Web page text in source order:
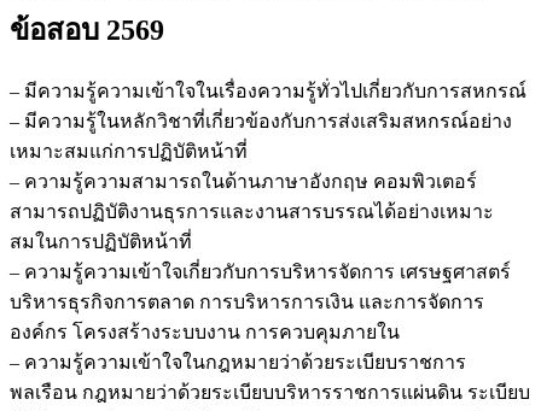
ข้อสอบ 2569
– มีความรู้ความเข้าใจในเรื่องความรู้ทั่วไปเกี่ยวกับการสหกรณ์
– มีความรู้ในหลักวิชาที่เกี่ยวข้องกับการส่งเสริมสหกรณ์อย่าง
เหมาะสมแก่การปฏิบัติหน้าที่
– ความรู้ความสามารถในด้านภาษาอังกฤษ คอมพิวเตอร์
สามารถปฏิบัติงานธุรการและงานสารบรรณได้อย่างเหมาะ
สมในการปฏิบัติหน้าที่
– ความรู้ความเข้าใจเกี่ยวกับการบริหารจัดการ เศรษฐศาสตร์
บริหารธุรกิจการตลาด การบริหารการเงิน และการจัดการ
องค์กร โครงสร้างระบบงาน การควบคุมภายใน
– ความรู้ความเข้าใจในกฎหมายว่าด้วยระเบียบราชการ
พลเรือน กฎหมายว่าด้วยระเบียบบริหารราชการแผ่นดิน ระเบียบ